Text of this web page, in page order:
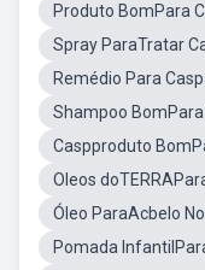
Produto BomPara
Spray ParaTratar
Remédio Para
Shampoo BomPara
Caspproduto
Oleos
Óleo ParaAcbelo
Pomada